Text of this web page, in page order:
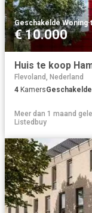
Geschakelde Woning·
€ 10.000
Flevoland, Nederland
4 Kamers
Meer dan 1 maand
Listedbuy